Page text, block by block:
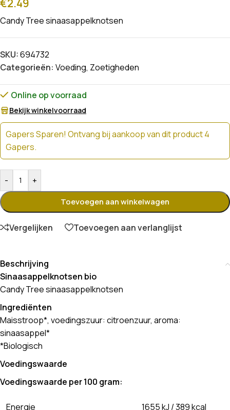
€2.49
Candy Tree sinaasappelknotsen
SKU:694732
Categorieën: Voeding, Zoetigheden
Online op voorraad
Bekijk winkelvoorraad
Gapers Sparen! Ontvang bij aankoop van dit product 4
Gapers.
- +
Toevoegen aan winkelwagen
Vergelijken Toevoegen aan verlanglijst
Beschrijving
Sinaasappelknotsen bio
Candy Tree sinaasappelknotsen
Ingrediënten
Maisstroop*, voedingszuur: citroenzuur, aroma:
sinaasappel*
*Biologisch
Voedingswaarde
Voedingswaarde per 100 gram:
Energie 1655 kJ / 389 kcal